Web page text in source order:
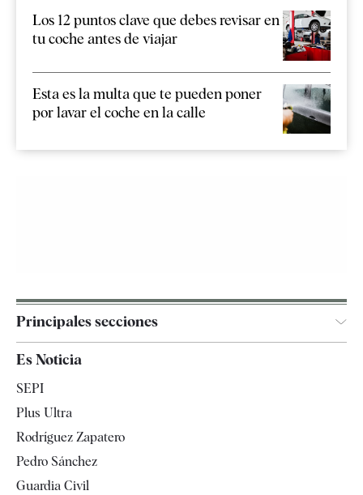
Los 12 puntos clave que debes revisar en
tu coche antes de viajar
Esta es la multa que te pueden poner
por lavar el coche en la calle
Principales secciones
España
Televisión
Es Noticia
SEPI
Plus Ultra
Rodríguez Zapatero
Pedro Sánchez
Guardia Civil